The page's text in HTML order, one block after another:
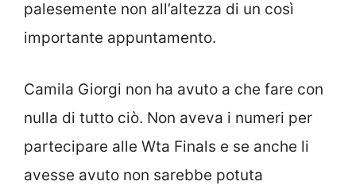
palesemente non all’altezza di un così
importante appuntamento.
Camila Giorgi non ha avuto a che fare con
nulla di tutto ciò. Non aveva i numeri per
partecipare alle Wta Finals e se anche li
avesse avuto non sarebbe potuta